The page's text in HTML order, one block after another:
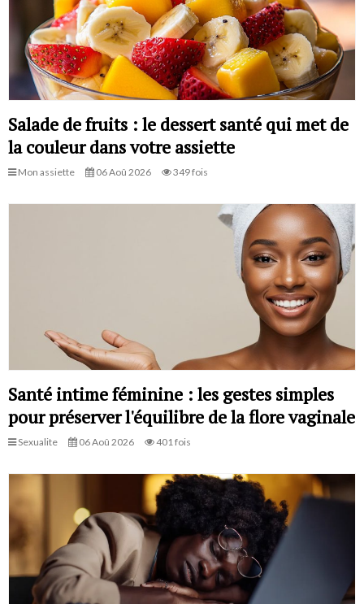
Salade de fruits : le dessert santé qui met de
la couleur dans votre assiette
Mon assiette 06 Aoû 2026 349 fois
Santé intime féminine : les gestes simples
pour préserver l'équilibre de la flore vaginale
Sexualite 06 Aoû 2026 401 fois